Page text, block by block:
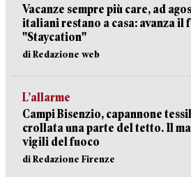
Vacanze sempre più care, ad
italiani restano a casa: avanza il
"Staycation"
di Redazione web
L’allarme
Campi Bisenzio, capannone
crollata una parte del tetto. Il
vigili del fuoco
di Redazione Firenze